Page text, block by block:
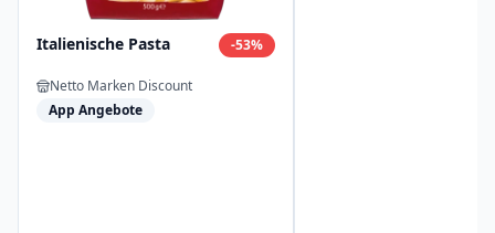
Italienische Pasta -53%
Netto Marken Discount
App Angebote